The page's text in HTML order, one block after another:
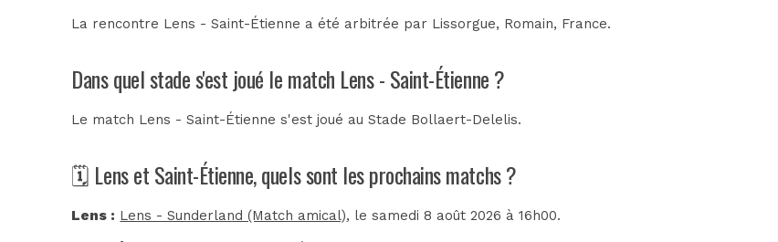
La rencontre Lens - Saint-Étienne a été arbitrée par Lissorgue, Romain, France.
Dans quel stade s'est joué le match Lens - Saint-Étienne ?
Le match Lens - Saint-Étienne s'est joué auStade Bollaert-Delelis.
🗓️ Lens et Saint-Étienne, quels sont les prochains matchs ?
Lens : Lens - Sunderland (Match amical), le samedi 8 août 2026 à 16h00.